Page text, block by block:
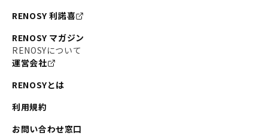
RENOSY 利諾喜
RENOSY マガジン
RENOSYについて
運営会社
RENOSYとは
利用規約
お問い合わせ窓口